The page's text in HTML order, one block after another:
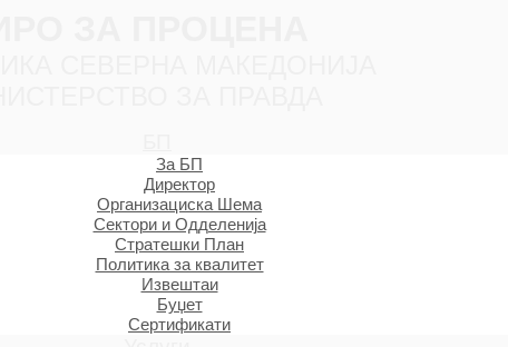
За БП
Директор
Организациска Шема
Сектори и Одделенија
Стратешки План
Политика за квалитет
Извештаи
Буџет
Сертификати